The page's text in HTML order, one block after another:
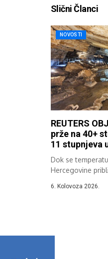
Slični Članci
NOVOSTI
REUTERS
prže na 40+
11 stupnjeva
Dok se
Hercegovine
6. Kolovoza 2026.